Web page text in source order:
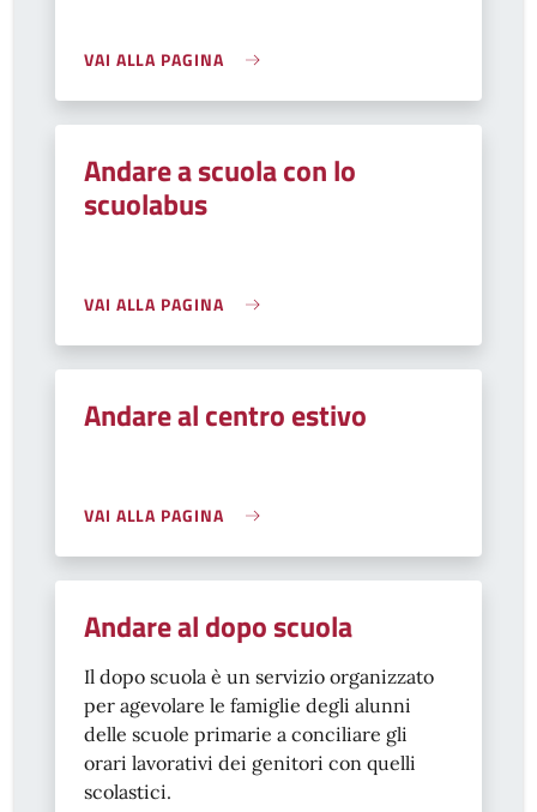
VAI ALLA PAGINA
Andare a scuola con lo
scuolabus
VAI ALLA PAGINA
Andare al centro estivo
VAI ALLA PAGINA
Andare al dopo scuola
Il dopo scuola è un servizio organizzato
per agevolare le famiglie degli alunni
delle scuole primarie a conciliare gli
orari lavorativi dei genitori con quelli
scolastici.